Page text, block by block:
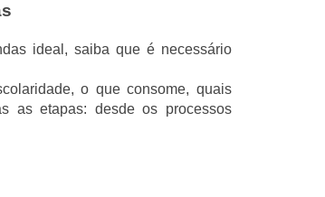
ideal, saiba que é necessário
o que consome, quais
as etapas: desde os processos